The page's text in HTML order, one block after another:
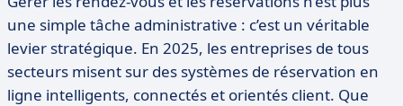
une simple tâche administrative : c’est un véritable
levier stratégique. En 2025, les entreprises de tous
secteurs misent sur des systèmes de réservation en
ligne intelligents, connectés et orientés client. Que